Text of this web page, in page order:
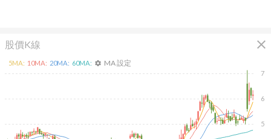
股價K線 close
5
6
7
5MA: 10MA: 20MA: 60MA: settings MA 設定